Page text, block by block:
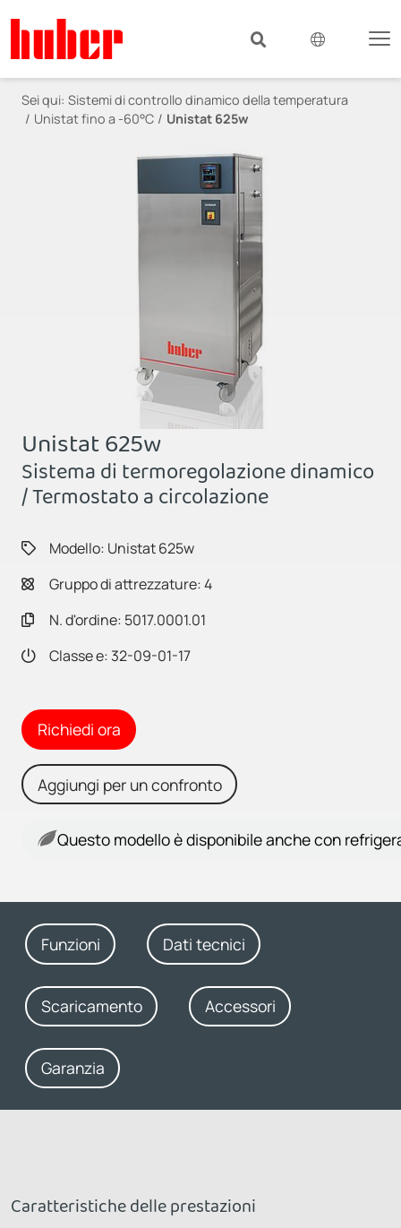
Sei qui: Sistemi di controllo dinamico della temperatura
Unistat fino a -60°C
Unistat 625w
Unistat 625w
Sistema di termoregolazione dinamico
/ Termostato a circolazione
Modello: Unistat 625w
Gruppo di attrezzature: 4
N. d'ordine: 5017.0001.01
Classe e: 32-09-01-17
Richiedi ora
Aggiungi per un confronto
Questo modello è disponibile anche con
Funzioni Dati tecnici
Scaricamento Accessori
Garanzia
Caratteristiche delle prestazioni